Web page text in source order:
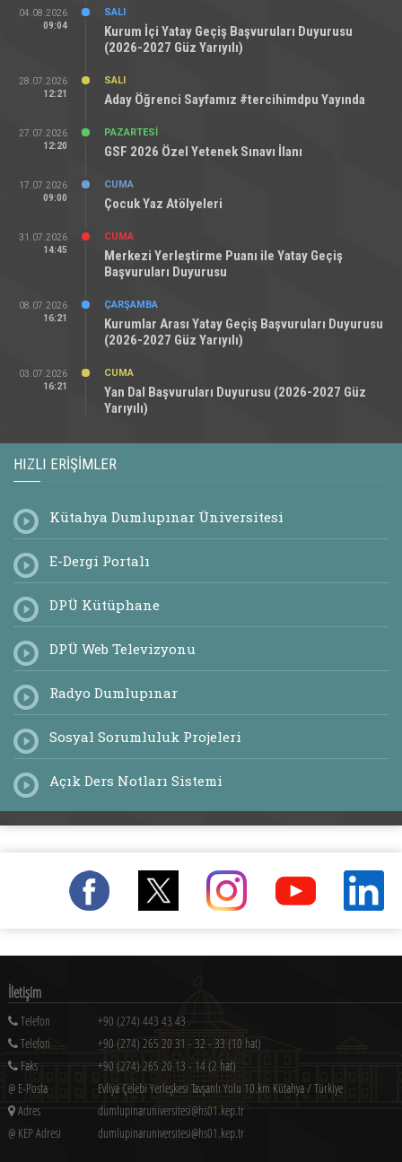
Üniversite Öğrencilerine Dabis Bilgilendirme
Sistemi
SALI
Kurum İçi Yatay Geçiş Başvuruları Duyurusu
(2026-2027 Güz Yarıyılı)
12:21
SALI
Aday Öğrenci Sayfamız #tercihimdpu Yayında
12:20
PAZARTESI
GSF 2026 Özel Yetenek Sınavı İlanı
09:00
CUMA
Çocuk Yaz Atölyeleri
CUMA
Merkezi Yerleştirme Puanı ile Yatay Geçiş
Başvuruları Duyurusu
ÇARŞAMBA
Kurumlar Arası Yatay Geçiş Başvuruları Duyurusu
(2026-2027 Güz Yarıyılı)
CUMA
HIZLI ERIŞIMLER
Kütahya Dumlupınar Üniversitesi
E-Dergi Portalı
DPÜ Kütüphane
DPÜ Web Televizyonu
Radyo Dumlupınar
Sosyal Sorumluluk Projeleri
Açık Ders Notları Sistemi
İletişim
Telefon
+90 (274) 443 43 43
Telefon
+90 (274) 265 20 31 - 32 - 33 (10 hat)
Faks
+90 (274) 265 20 13 - 14 (2 hat)
@ E-Posta
Evliya Çelebi Yerleşkesi Tavşanlı Yolu 10.km Kütahya / Türkiye